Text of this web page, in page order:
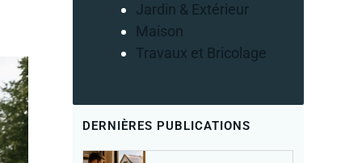
Jardin & Extérieur
Maison
Travaux et Bricolage
DERNIÈRES PUBLICATIONS